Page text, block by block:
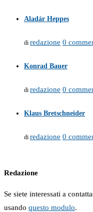
Aladár Heppes
di redazione 0
Konrad Bauer
di redazione 0
Klaus Bretschneider
di redazione 0
Redazione
Se siete interessati a
usando questo modulo.